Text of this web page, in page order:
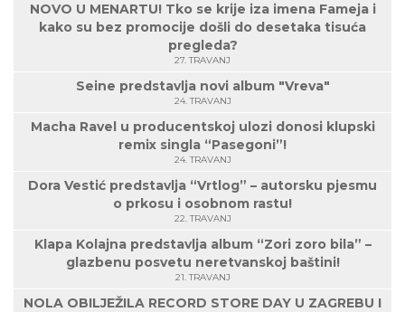
NOVO U MENARTU! Tko se krije iza imena Fameja i
kako su bez promocije došli do desetaka tisuća
pregleda?
27. TRAVANJ
Seine predstavlja novi album "Vreva"
24. TRAVANJ
Macha Ravel u producentskoj ulozi donosi klupski
remix singla “Pasegoni”!
24. TRAVANJ
Dora Vestić predstavlja “Vrtlog” – autorsku pjesmu
o prkosu i osobnom rastu!
22. TRAVANJ
Klapa Kolajna predstavlja album “Zori zoro bila” –
glazbenu posvetu neretvanskoj baštini!
21. TRAVANJ
NOLA OBILJEŽILA RECORD STORE DAY U ZAGREBU I